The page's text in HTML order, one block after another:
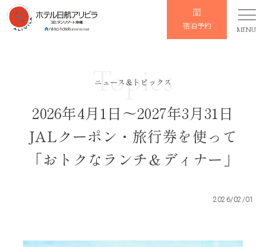
宿泊予約 MENU
Topics
ニュース&トピックス
2026年4月1日～2027年3月31日
JALクーポン・旅行券を使って
「おトクなランチ＆ディナー」
2026/02/01